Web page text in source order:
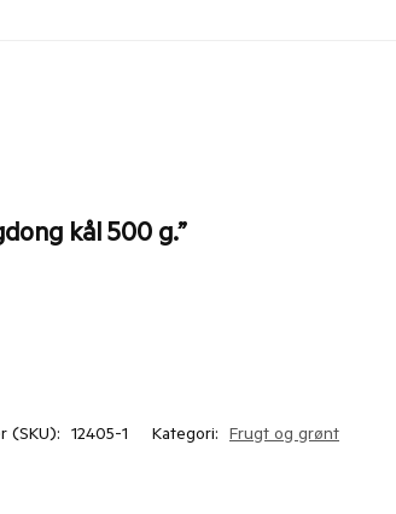
kål 500 g.”
(SKU): 12405-1 Kategori: Frugt og grønt